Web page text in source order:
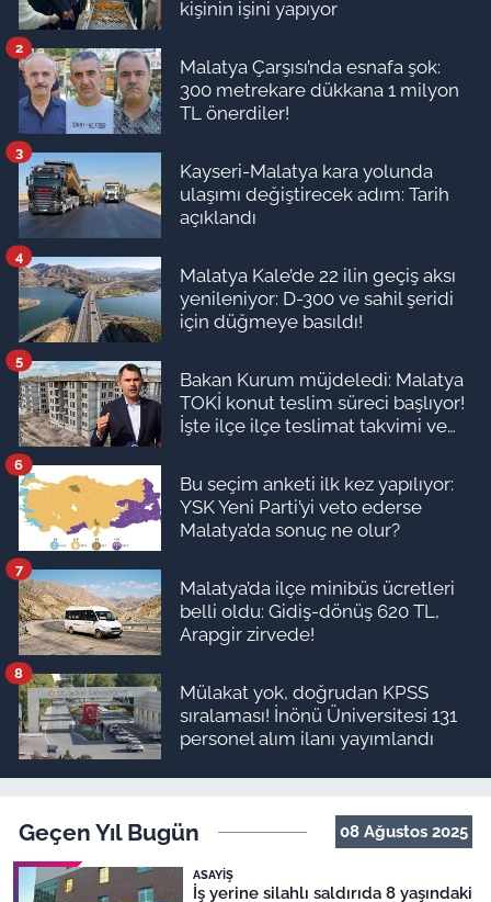
kişinin işini yapıyor
Malatya Çarşısı’nda esnafa şok:
300 metrekare dükkana 1 milyon
TL önerdiler!
2
Kayseri-Malatya kara yolunda
ulaşımı değiştirecek adım: Tarih
açıklandı
3
Malatya Kale’de 22 ilin geçiş aksı
yenileniyor: D-300 ve sahil şeridi
için düğmeye basıldı!
4
Bakan Kurum müjdeledi: Malatya
TOKİ konut teslim süreci başlıyor!
İşte ilçe ilçe teslimat takvimi ve
5
Bu seçim anketi ilk kez yapılıyor:
YSK Yeni Parti’yi veto ederse
Malatya’da sonuç ne olur?
6
Malatya’da ilçe minibüs ücretleri
belli oldu: Gidiş-dönüş 620 TL,
Arapgir zirvede!
7
Mülakat yok, doğrudan KPSS
sıralaması! İnönü Üniversitesi 131
personel alım ilanı yayımlandı
8
Geçen Yıl Bugün 08 Ağustos 2025
ASAYIŞ
İş yerine silahlı saldırıda 8 yaşındaki